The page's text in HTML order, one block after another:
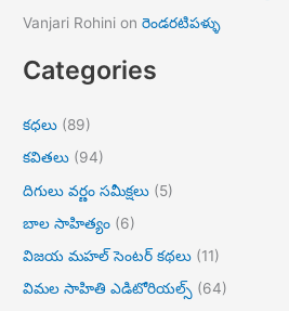
Vanjari Rohini onరెండరటిపళ్ళు
Categories
కధలు (89)
కవితలు (94)
దిగులు వర్ణం సమీక్షలు (5)
బాల సాహిత్యం (6)
విజయ మహల్ సెంటర్ కథలు (11)
విమల సాహితి ఎడిటోరియల్స్ (64)